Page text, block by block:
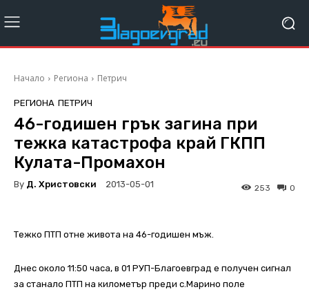
Начало Региона Петрич
РЕГИОНА ПЕТРИЧ
46-годишен грък загина при
тежка катастрофа край ГКПП
Кулата-Промахон
By Д. Христовски 2013-05-01 0
253
Тежко ПТП отне живота на 46-годишен мъж.
Днес около 11:50 часа, в 01 РУП-Благоевград е получен сигнал
за станало ПТП на километър преди с.Марино поле